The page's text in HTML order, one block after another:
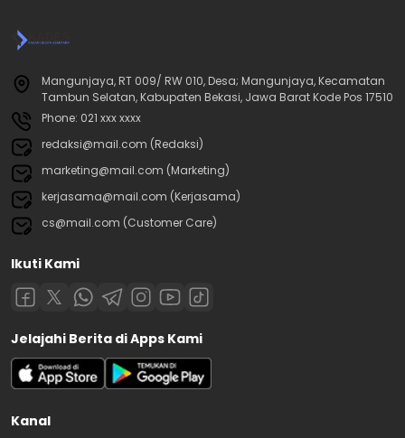
Mangunjaya, RT 009/ RW 010, Desa; Mangunjaya, Kecamatan
Tambun Selatan, Kabupaten Bekasi, Jawa Barat Kode Pos 17510
Phone: 021 xxx xxxx
redaksi@mail.com (Redaksi)
marketing@mail.com (Marketing)
kerjasama@mail.com (Kerjasama)
cs@mail.com (Customer Care)
Ikuti Kami
Jelajahi Berita di Apps Kami
Kanal